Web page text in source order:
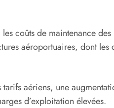
coûts de maintenance des
aéroportuaires, dont les
aériens, une
d’exploitation élevées.